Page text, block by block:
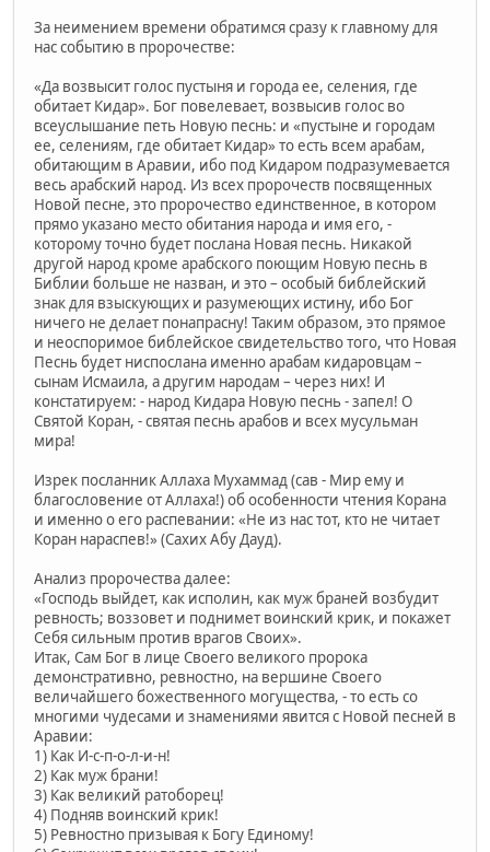
За неимением времени обратимся сразу к главному для
нас событию в пророчестве:
«Да возвысит голос пустыня и города ее, селения, где
обитает Кидар». Бог повелевает, возвысив голос во
всеуслышание петь Новую песнь: и «пустыне и городам
ее, селениям, где обитает Кидар» то есть всем арабам,
обитающим в Аравии, ибо под Кидаром подразумевается
весь арабский народ. Из всех пророчеств посвященных
Новой песне, это пророчество единственное, в котором
прямо указано место обитания народа и имя его, -
которому точно будет послана Новая песнь. Никакой
другой народ кроме арабского поющим Новую песнь в
Библии больше не назван, и это – особый библейский
знак для взыскующих и разумеющих истину, ибо Бог
ничего не делает понапрасну! Таким образом, это прямое
и неоспоримое библейское свидетельство того, что Новая
Песнь будет ниспослана именно арабам кидаровцам –
сынам Исмаила, а другим народам – через них! И
констатируем: - народ Кидара Новую песнь - запел! О
Святой Коран, - святая песнь арабов и всех мусульман
мира!
Изрек посланник Аллаха Мухаммад (сав - Мир ему и
благословение от Аллаха!) об особенности чтения Корана
и именно о его распевании: «Не из нас тот, кто не читает
Коран нараспев!» (Сахих Абу Дауд).
Анализ пророчества далее:
«Господь выйдет, как исполин, как муж браней возбудит
ревность; воззовет и поднимет воинский крик, и покажет
Себя сильным против врагов Своих».
Итак, Сам Бог в лице Своего великого пророка
демонстративно, ревностно, на вершине Своего
величайшего божественного могущества, - то есть со
многими чудесами и знамениями явится с Новой песней в
Аравии:
1) Как И-с-п-о-л-и-н!
2) Как муж брани!
3) Как великий ратоборец!
4) Подняв воинский крик!
5) Ревностно призывая к Богу Единому!